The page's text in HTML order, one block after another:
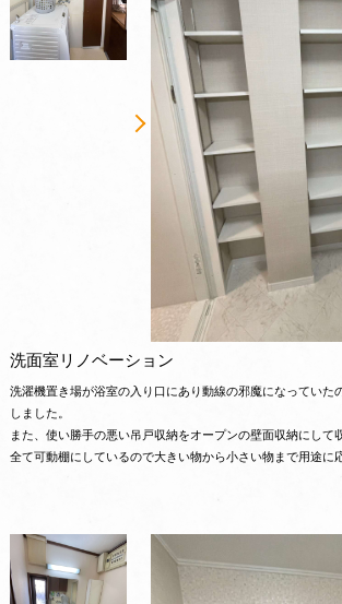
洗面室リノベーション
洗濯機置き場が浴室の入り口にあり動線の邪魔になっていた
しました。
また、使い勝手の悪い吊戸収納をオープンの壁面収納にして
全て可動棚にしているので大きい物から小さい物まで用途に